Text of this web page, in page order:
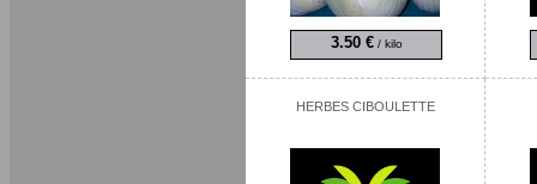
3.50 €/ kilo
HERBES CIBOULETTE